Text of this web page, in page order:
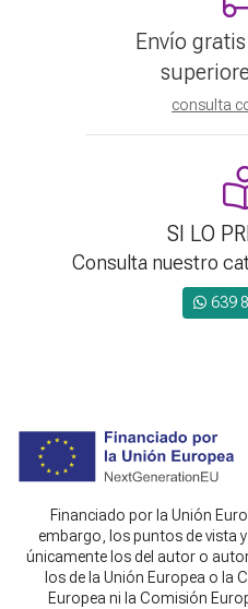
Envío
consulta
SI LO
Consulta nuestro
639
Financiado por la Unión
embargo, los puntos de vista
únicamente los del autor o
los de la Unión Europea o la
Europea ni la Comisión